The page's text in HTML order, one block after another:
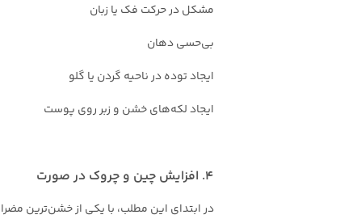
مشکل در حرکت فک یا زبان
بی‌حسی دهان
ایجاد توده در ناحیه گردن یا گلو
ایجاد لکه‌های خشن و زبر روی پوست
4. افزایش چین و چروک در صورت
در ابتدای این مطلب، با یکی از خشن‌ترین